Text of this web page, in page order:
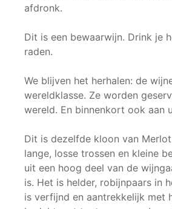
afdronk.
Dit is een bewaarwijn. Drink je
raden.
We blijven het herhalen: de
wereldklasse. Ze worden
wereld. En binnenkort ook aan
Dit is dezelfde kloon van
lange, losse trossen en kleine
uit een hoog deel van de
is. Het is helder, robijnpaars in
is verfijnd en aantrekkelijk met